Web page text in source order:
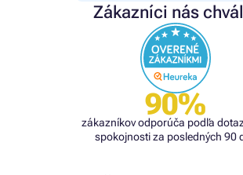
Zákazníci nás
90%
zákazníkov odporúča podľa
spokojnosti za posledných 90